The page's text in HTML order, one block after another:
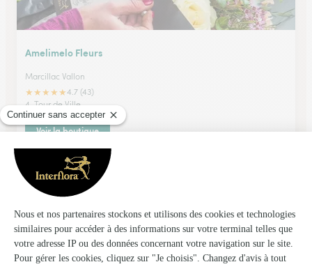
Amelimelo Fleurs
Marcillac Vallon
★★★★★4.7 (43)
4, Tour de Ville
Voir la boutique